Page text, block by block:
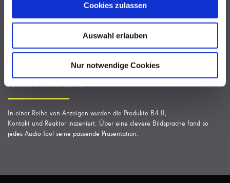
Cookies zulassen
Auswahl erlauben
Nur notwendige Cookies
NATIVE INSTRUMENTS
In einer Reihe von Anzeigen wurden die Produkte B4 II,
Kontakt und Reaktor inszeniert. Über eine clevere Bildsprache fand so
jedes Audio-Tool seine passende Präsentation.